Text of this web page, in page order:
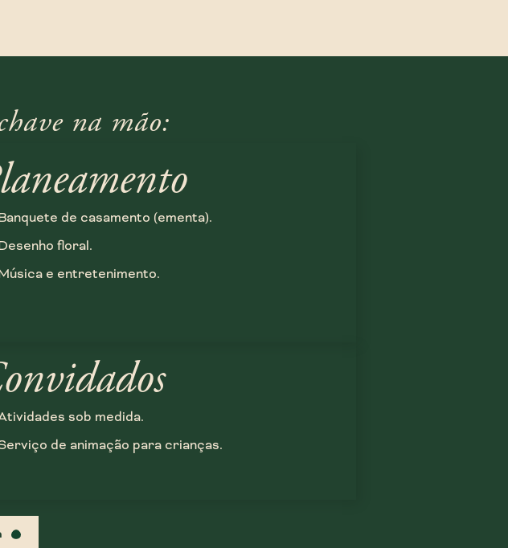
na mão:
de casamento (ementa).
floral.
e entretenimento.
sob medida.
de animação para crianças.